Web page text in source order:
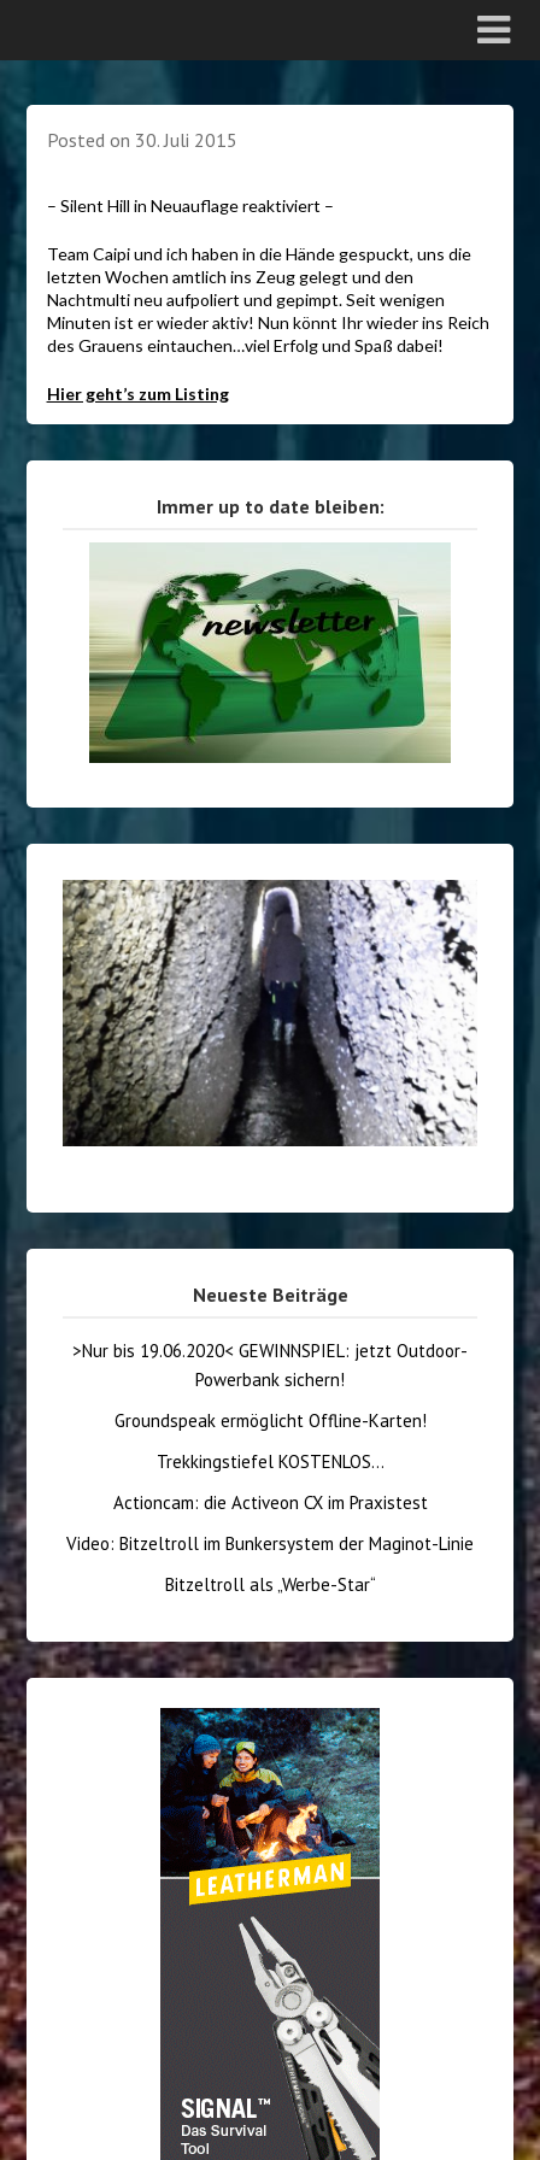
Posted on 30. Juli 2015
– Silent Hill in Neuauflage reaktiviert –
Team Caipi und ich haben in die Hände gespuckt, uns die
letzten Wochen amtlich ins Zeug gelegt und den
Nachtmulti neu aufpoliert und gepimpt. Seit wenigen
Minuten ist er wieder aktiv! Nun könnt Ihr wieder ins Reich
des Grauens eintauchen…viel Erfolg und Spaß dabei!
Hier geht’s zum Listing
Immer up to date bleiben:
Neueste Beiträge
>Nur bis 19.06.2020< GEWINNSPIEL: jetzt Outdoor-
Powerbank sichern!
Groundspeak ermöglicht Offline-Karten!
Trekkingstiefel KOSTENLOS…
Actioncam: die Activeon CX im Praxistest
Video: Bitzeltroll im Bunkersystem der Maginot-Linie
Bitzeltroll als „Werbe-Star“